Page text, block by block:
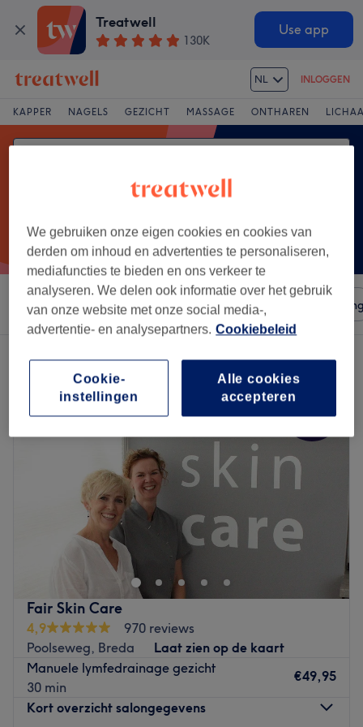
Treatwell
130K
Use app
NL INLOGGEN
KAPPER NAGELS GEZICHT MASSAGE ONTHAREN
Sorteer op Salons Expresaanbiedingen
Fair Skin Care
4,9
970 reviews
Poolseweg, Breda
Laat zien op de kaart
Manuele lymfedrainage gezicht
30 min
€49,95
Kort overzicht salongegevens
We gebruiken onze eigen cookies en cookies van
derden om inhoud en advertenties te personaliseren,
mediafuncties te bieden en ons verkeer te
analyseren. We delen ook informatie over het gebruik
van onze website met onze social media-,
advertentie- en analysepartners. Cookiebeleid
Alle cookies
accepteren
Cookie-
instellingen